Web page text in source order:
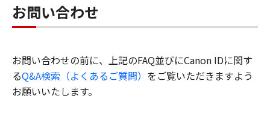
お問い合わせ
お問い合わせの前に、上記のFAQ並びにCanon IDに関す
るQ&A検索（よくあるご質問） をご覧いただきますよう
お願いいたします。